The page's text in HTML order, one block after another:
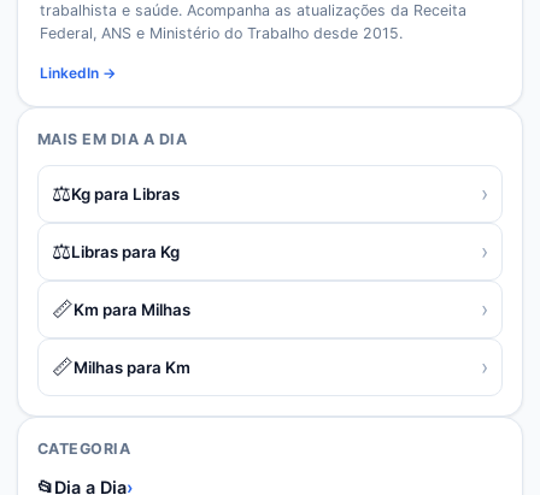
trabalhista e saúde. Acompanha as atualizações da Receita
Federal, ANS e Ministério do Trabalho desde 2015.
LinkedIn →
MAIS EM DIA A DIA
⚖️Kg para Libras ›
⚖️Libras para Kg ›
📏Km para Milhas ›
📏Milhas para Km ›
CATEGORIA
📂Dia a Dia›